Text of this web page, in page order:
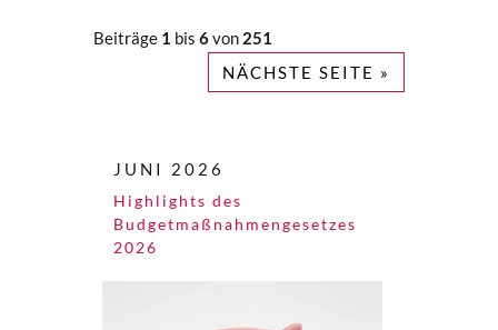
Beiträge 1 bis 6von 251
NÄCHSTE SEITE »
JUNI 2026
Highlights des
Budgetmaßnahmen​­gesetzes
2026